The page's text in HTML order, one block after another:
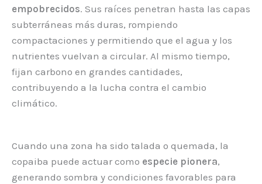
empobrecidos. Sus raíces penetran hasta las capas
subterráneas más duras, rompiendo
compactaciones y permitiendo que el agua y los
nutrientes vuelvan a circular. Al mismo tiempo,
fijan carbono en grandes cantidades,
contribuyendo a la lucha contra el cambio
climático.
Cuando una zona ha sido talada o quemada, la
copaiba puede actuar como especie pionera,
generando sombra y condiciones favorables para